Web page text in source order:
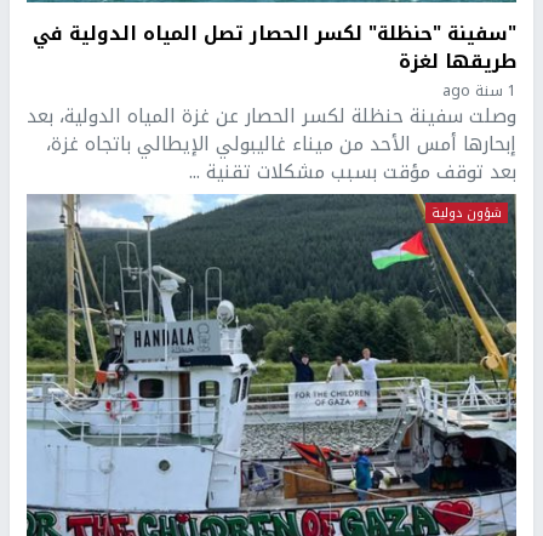
"سفينة "حنظلة" لكسر الحصار تصل المياه الدولية في
طريقها لغزة
1 سنة ago
وصلت سفينة حنظلة لكسر الحصار عن غزة المياه الدولية، بعد
إبحارها أمس الأحد من ميناء غاليبولي الإيطالي باتجاه غزة،
بعد توقف مؤقت بسبب مشكلات تقنية ...
شؤون دولية